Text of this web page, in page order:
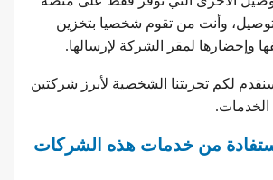
وأنت من تقوم شخصيا بتخزين
وإحضارها لمقر الشركة لإرسالها.
لكم تجربتنا الشخصية لأبرز شركتين
الخدمات.
من خدمات هذه الشركات